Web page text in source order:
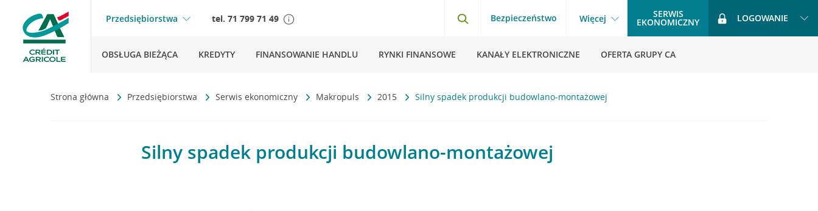
Przedsiębiorstwa tel. 71 799 71 49 Bezpieczeństwo Więcej SERWIS
EKONOMICZNY LOGOWANIE
OBSŁUGA BIEŻĄCA KREDYTY FINANSOWANIE HANDLU RYNKI FINANSOWE KANAŁY ELEKTRONICZNE OFERTA GRUPY CA
Strona główna Przedsiębiorstwa Serwis ekonomiczny Makropuls 2015 Silny spadek produkcji budowlano-montażowej
Silny spadek produkcji budowlano-montażowej